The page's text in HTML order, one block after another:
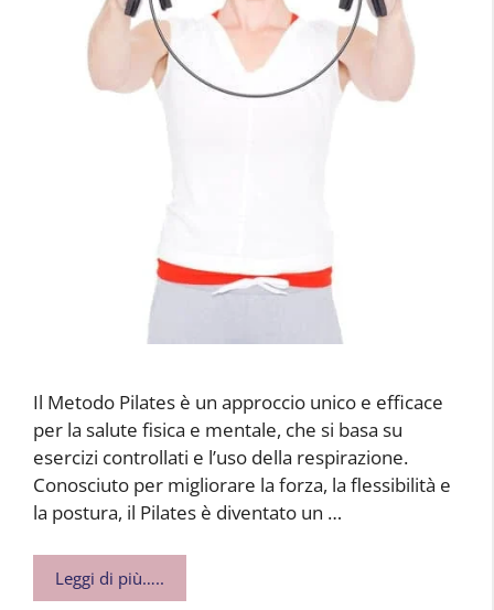
Il Metodo Pilates è un approccio unico e efficace
per la salute fisica e mentale, che si basa su
esercizi controllati e l’uso della respirazione.
Conosciuto per migliorare la forza, la flessibilità e
la postura, il Pilates è diventato un …
Leggi di più…..